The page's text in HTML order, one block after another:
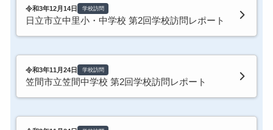
令和3年12月14日 学校訪問
日立市立中里小・中学校 第2回学校訪問レポート
令和3年11月24日 学校訪問
笠間市立笠間中学校 第2回学校訪問レポート